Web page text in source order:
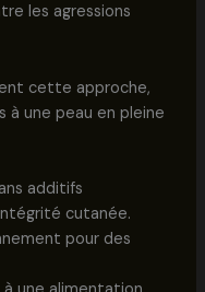
les agressions
cette approche,
à une peau en pleine
additifs
cutanée.
pour des